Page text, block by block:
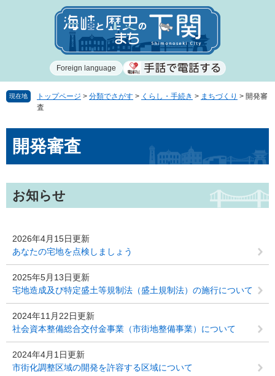
で
ば
Foreign language
現在地 トップページ > 分類でさがす > くらし・手続き > まちづくり > 開発審
査
開発審査
お知らせ
2026年4月15日更新
あなたの宅地を点検しましょう
2025年5月13日更新
宅地造成及び特定盛土等規制法（盛土規制法）の施行について
2024年11月22日更新
社会資本整備総合交付金事業（市街地整備事業）について
2024年4月1日更新
市街化調整区域の開発を許容する区域について